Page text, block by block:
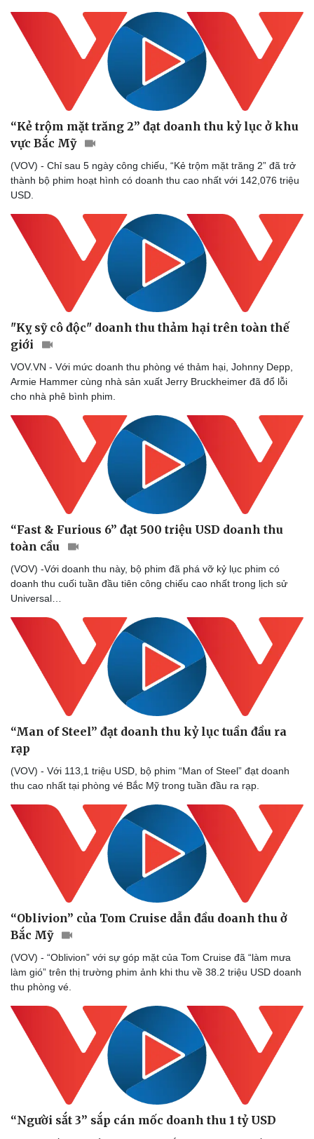
Sức khỏe
Dinh dưỡng - món ngon
Cây thuốc
Sản phụ khoa
Nam khoa
Làm đẹp - giảm cân
Phòng mạch online
Ăn sạch sống khỏe
Đời sống
Nhà đẹp
Blog
Tình yêu - Gia đình
“Kẻ trộm mặt trăng 2” đạt doanh thu kỷ lục ở khu
vực Bắc Mỹ
(VOV) - Chỉ sau 5 ngày công chiếu, “Kẻ trộm mặt trăng 2” đã trở
thành bộ phim hoạt hình có doanh thu cao nhất với 142,076 triệu
USD.
"Kỵ sỹ cô độc" doanh thu thảm hại trên toàn thế
giới
VOV.VN - Với mức doanh thu phòng vé thảm hại, Johnny Depp,
Armie Hammer cùng nhà sản xuất Jerry Bruckheimer đã đổ lỗi
cho nhà phê bình phim.
“Fast & Furious 6” đạt 500 triệu USD doanh thu
toàn cầu
(VOV) -Với doanh thu này, bộ phim đã phá vỡ kỷ lục phim có
doanh thu cuối tuần đầu tiên công chiếu cao nhất trong lịch sử
Universal…
“Man of Steel” đạt doanh thu kỷ lục tuần đầu ra
rạp
(VOV) - Với 113,1 triệu USD, bộ phim “Man of Steel” đạt doanh
thu cao nhất tại phòng vé Bắc Mỹ trong tuần đầu ra rạp.
“Oblivion” của Tom Cruise dẫn đầu doanh thu ở
Bắc Mỹ
(VOV) - “Oblivion” với sự góp mặt của Tom Cruise đã “làm mưa
làm gió” trên thị trường phim ảnh khi thu về 38.2 triệu USD doanh
thu phòng vé.
“Người sắt 3” sắp cán mốc doanh thu 1 tỷ USD